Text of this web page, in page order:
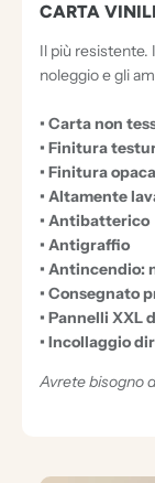
CARTA
Il più resistente.
noleggio e gli
• Carta non
• Finitura
• Finitura opaca
• Altamente
• Antibatterico
• Antigraffio
• Antincendio:
• Consegnato
• Pannelli XXL
• Incollaggio
Avrete bisogno